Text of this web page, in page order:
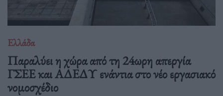
Ελλάδα
Παραλύει η χώρα από τη 24ωρη απεργία
ΓΣΕΕ και ΑΔΕΔΥ ενάντια στο νέο εργασιακό
νομοσχέδιο